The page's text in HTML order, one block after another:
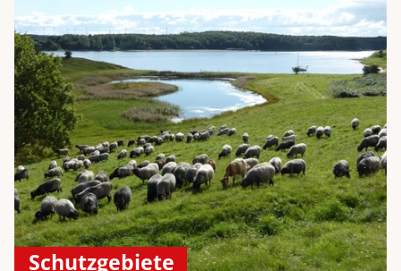
Schutzgebiete